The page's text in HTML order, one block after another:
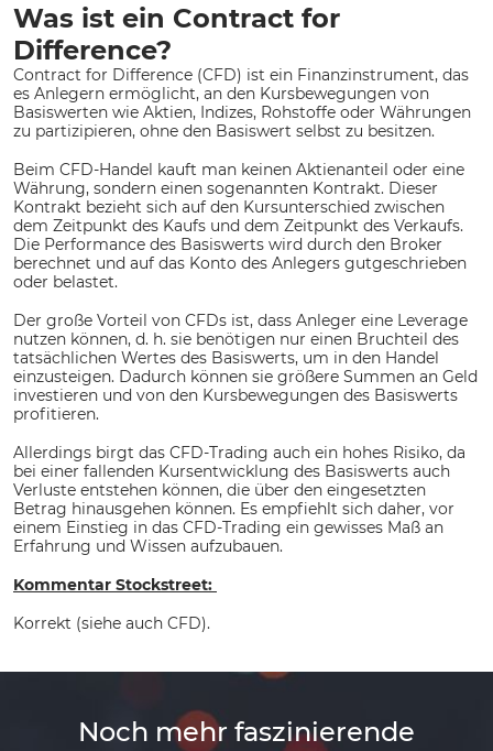
Was ist ein Contract for
Difference?
Contract for Difference (CFD) ist ein Finanzinstrument, das
es Anlegern ermöglicht, an den Kursbewegungen von
Basiswerten wie Aktien, Indizes, Rohstoffe oder Währungen
zu partizipieren, ohne den Basiswert selbst zu besitzen.
Beim CFD-Handel kauft man keinen Aktienanteil oder eine
Währung, sondern einen sogenannten Kontrakt. Dieser
Kontrakt bezieht sich auf den Kursunterschied zwischen
dem Zeitpunkt des Kaufs und dem Zeitpunkt des Verkaufs.
Die Performance des Basiswerts wird durch den Broker
berechnet und auf das Konto des Anlegers gutgeschrieben
oder belastet.
Der große Vorteil von CFDs ist, dass Anleger eine Leverage
nutzen können, d. h. sie benötigen nur einen Bruchteil des
tatsächlichen Wertes des Basiswerts, um in den Handel
einzusteigen. Dadurch können sie größere Summen an Geld
investieren und von den Kursbewegungen des Basiswerts
profitieren.
Allerdings birgt das CFD-Trading auch ein hohes Risiko, da
bei einer fallenden Kursentwicklung des Basiswerts auch
Verluste entstehen können, die über den eingesetzten
Betrag hinausgehen können. Es empfiehlt sich daher, vor
einem Einstieg in das CFD-Trading ein gewisses Maß an
Erfahrung und Wissen aufzubauen.
Kommentar Stockstreet:
Korrekt (siehe auch CFD).
Noch mehr faszinierende